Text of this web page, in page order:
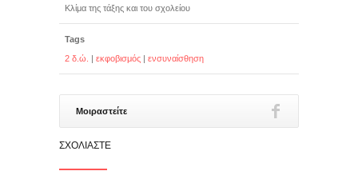
Κλίμα της τάξης και του σχολείου
Tags
2 δ.ώ.
| εκφοβισμός | ενσυναίσθηση
Μοιραστείτε
ΣΧΟΛΙΆΣΤΕ